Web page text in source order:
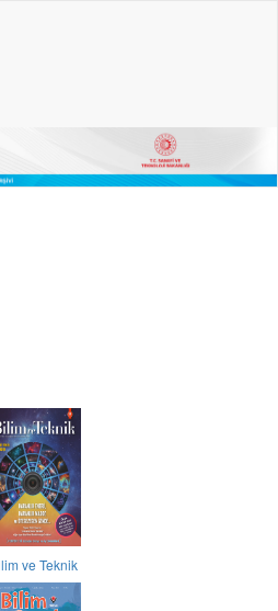
ve Teknik